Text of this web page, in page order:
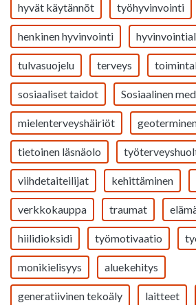
hyvät käytännöt työhyvinvointi
henkinen hyvinvointi
tulvasuojelu terveys
sosiaaliset taidot Sosiaalinen
mielenterveyshäiriöt
tietoinen läsnäolo
viihdetaiteilijat kehittäminen
verkkokauppa traumat
hiilidioksidi työmotivaatio
monikielisyys aluekehitys
generatiivinen tekoäly laitteet